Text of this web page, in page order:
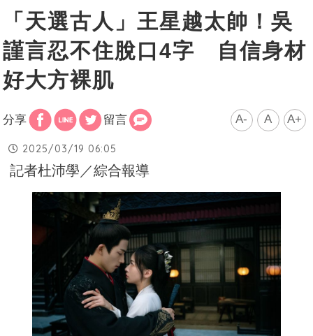
「天選古人」王星越太帥！吳
謹言忍不住脫口4字 自信身材
好大方裸肌
分享 留言 A- A A+
2025/03/19 06:05
記者杜沛學／綜合報導